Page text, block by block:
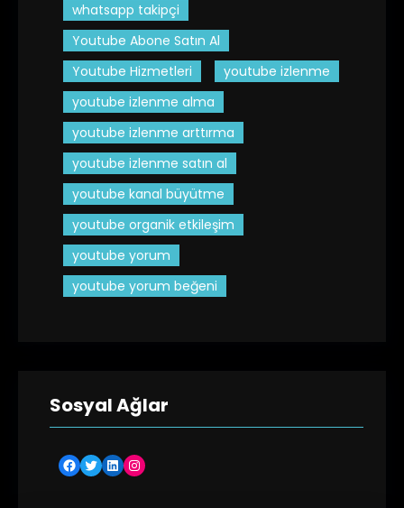
whatsapp takipçi
Youtube Abone Satın Al
Youtube Hizmetleri
youtube izlenme
youtube izlenme alma
youtube izlenme arttırma
youtube izlenme satın al
youtube kanal büyütme
youtube organik etkileşim
youtube yorum
youtube yorum beğeni
Sosyal Ağlar
Facebook Twitter LinkedIn Instagram